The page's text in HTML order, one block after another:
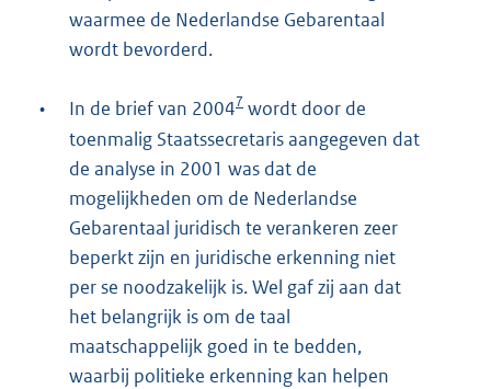
waarmee de Nederlandse Gebarentaal
wordt bevorderd.
• In de brief van 20047 wordt door de
toenmalig Staatssecretaris aangegeven dat
de analyse in 2001 was dat de
mogelijkheden om de Nederlandse
Gebarentaal juridisch te verankeren zeer
beperkt zijn en juridische erkenning niet
per se noodzakelijk is. Wel gaf zij aan dat
het belangrijk is om de taal
maatschappelijk goed in te bedden,
waarbij politieke erkenning kan helpen